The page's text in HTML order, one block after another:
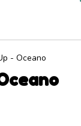
- Oceano